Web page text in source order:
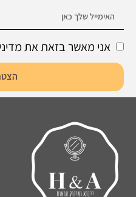
אני מאשר בזאת את